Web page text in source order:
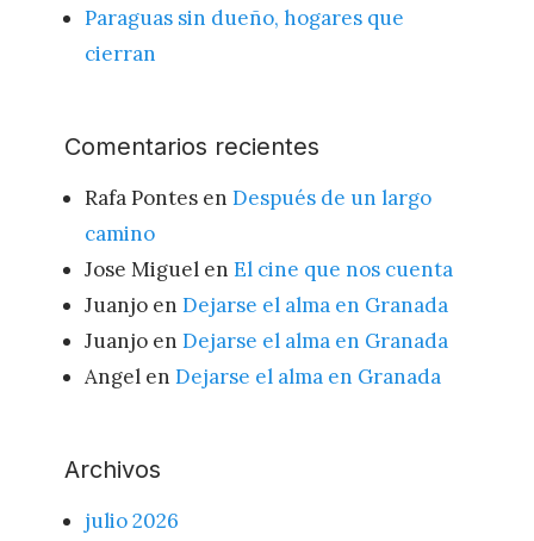
Paraguas sin dueño, hogares que
cierran
Comentarios recientes
Rafa Pontes en Después de un largo
camino
Jose Miguel en El cine que nos cuenta
Juanjo en Dejarse el alma en Granada
Juanjo en Dejarse el alma en Granada
Angel en Dejarse el alma en Granada
Archivos
julio 2026